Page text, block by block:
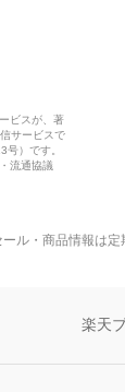
ビスが、著
サービスで
）です。
流通協議
ール・商品情報は
楽天